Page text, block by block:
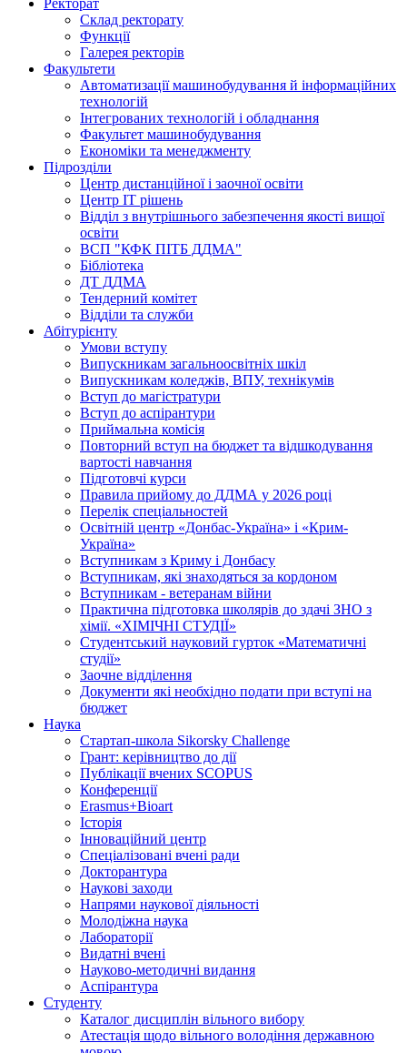
Склад ректорату
Функції
Галерея ректорів
Факультети
Автоматизації машинобудування й інформаційних
технологій
Інтегрованих технологій і обладнання
Факультет машинобудування
Економіки та менеджменту
Підрозділи
Центр дистанційної і заочної освіти
Центр ІТ рішень
Відділ з внутрішнього забезпечення якості вищої
освіти
ВСП "КФК ПІТБ ДДМА"
Бібліотека
ДТ ДДМА
Тендерний комітет
Відділи та служби
Абітурієнту
Умови вступу
Випускникам загальноосвітніх шкіл
Випускникам коледжів, ВПУ, технікумів
Вступ до магістратури
Вступ до аспірантури
Приймальна комісія
Повторний вступ на бюджет та відшкодування
вартості навчання
Підготовчі курси
Правила прийому до ДДМА у 2026 році
Перелік спеціальностей
Освітній центр «Донбас-Україна» і «Крим-
Україна»
Вступникам з Криму і Донбасу
Вступникам, які знаходяться за кордоном
Вступникам - ветеранам війни
Практична підготовка школярів до здачі ЗНО з
хімії. «ХІМІЧНІ СТУДІЇ»
Студентський науковий гурток «Математичні
студії»
Заочне відділення
Документи які необхідно подати при вступі на
бюджет
Наука
Стартап-школа Sikorsky Challenge
Грант: керівництво до дії
Публікації вчених SCOPUS
Конференції
Erasmus+Bioart
Історія
Інноваційний центр
Спеціалізовані вчені ради
Докторантура
Наукові заходи
Напрями наукової діяльності
Молодіжна наука
Лабораторії
Видатні вчені
Науково-методичні видання
Аспірантура
Студенту
Каталог дисциплін вільного вибору
Атестація щодо вільного володіння державною